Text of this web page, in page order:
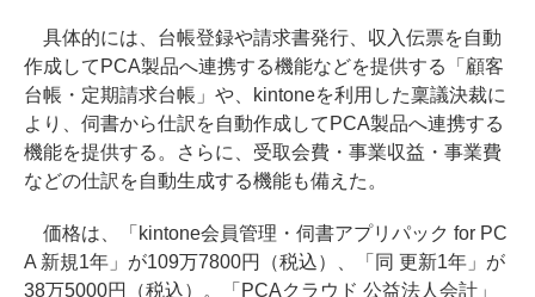
具体的には、台帳登録や請求書発行、収入伝票を自動
作成してPCA製品へ連携する機能などを提供する「顧客
台帳・定期請求台帳」や、kintoneを利用した稟議決裁に
より、伺書から仕訳を自動作成してPCA製品へ連携する
機能を提供する。さらに、受取会費・事業収益・事業費
などの仕訳を自動生成する機能も備えた。
価格は、「kintone会員管理・伺書アプリパック for PC
A 新規1年」が109万7800円（税込）、「同 更新1年」が
38万5000円（税込）。「PCAクラウド 公益法人会計」